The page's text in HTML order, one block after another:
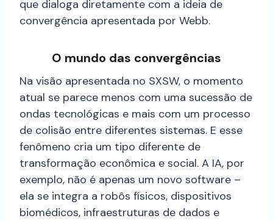
que dialoga diretamente com a ideia de
convergência apresentada por Webb.
O mundo das convergências
Na visão apresentada no SXSW, o momento
atual se parece menos com uma sucessão de
ondas tecnológicas e mais com um processo
de colisão entre diferentes sistemas. E esse
fenômeno cria um tipo diferente de
transformação econômica e social. A IA, por
exemplo, não é apenas um novo software –
ela se integra a robôs físicos, dispositivos
biomédicos, infraestruturas de dados e